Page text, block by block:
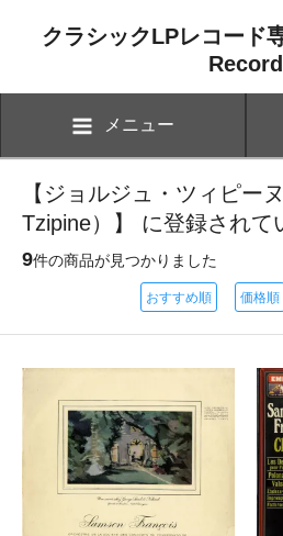
クラシックLPレコード
Record
メニュー
【ジョルジュ・ツィピー
Tzipine）】 に登録されて
9件の商品が見つかりました
おすすめ順 価格順